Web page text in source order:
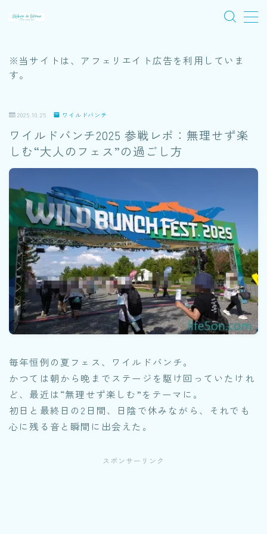
音楽
ワイルドバンチ
アーカイブノート
プロフィール
※当サイトは、アフェリエイト広告を利用していま
す。
2025.10.25 ワイルドバンチ
ワイルドバンチ2025 参戦レポ：無理せず楽
しむ“大人のフェス”の過ごし方
毎年恒例の夏フェス、ワイルドバンチ。
かつては朝から晩までステージを駆け回っていたけれ
ど、最近は“無理せず楽しむ”をテーマに。
初日と最終日の2日間、日陰で休みながら、それでも
心に残る音と瞬間に出会えた。
スポンサーリンク